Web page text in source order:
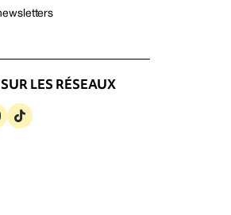
LES RÉSEAUX